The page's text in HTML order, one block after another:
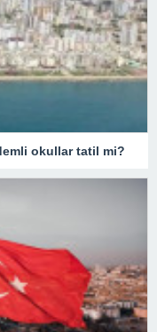
okullar tatil mi?